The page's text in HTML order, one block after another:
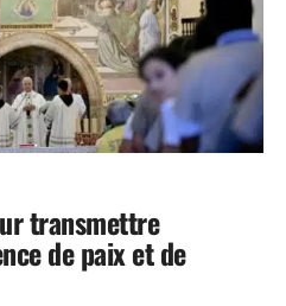
transmettre
de paix et de